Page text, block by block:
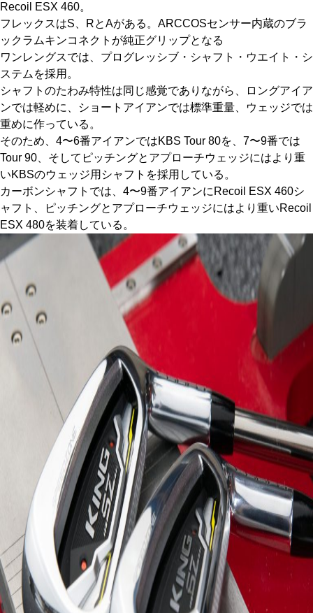
Recoil ESX 460。
フレックスはS、RとAがある。ARCCOSセンサー内蔵のブラ
ックラムキンコネクトが純正グリップとなる
ワンレングスでは、プログレッシブ・シャフト・ウエイト・シ
ステムを採用。
シャフトのたわみ特性は同じ感覚でありながら、ロングアイア
ンでは軽めに、ショートアイアンでは標準重量、ウェッジでは
重めに作っている。
そのため、4〜6番アイアンではKBS Tour 80を、7〜9番では
Tour 90、そしてピッチングとアプローチウェッジにはより重
いKBSのウェッジ用シャフトを採用している。
カーボンシャフトでは、4〜9番アイアンにRecoil ESX 460シ
ャフト、ピッチングとアプローチウェッジにはより重いRecoil
ESX 480を装着している。